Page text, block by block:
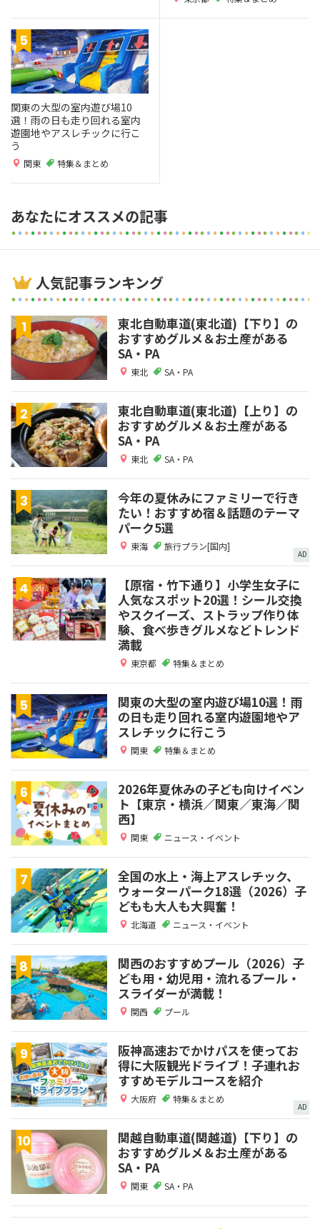
関東の大型の室内遊び場10
選！雨の日も走り回れる室内
遊園地やアスレチックに行こ
う
関東 特集＆まとめ
あなたにオススメの記事
人気記事ランキング
東北自動車道(東北道)【下り】の
おすすめグルメ＆お土産がある
SA・PA
東北 SA・PA
東北自動車道(東北道)【上り】の
おすすめグルメ＆お土産がある
SA・PA
東北 SA・PA
今年の夏休みにファミリーで行き
たい！おすすめ宿＆話題のテーマ
パーク5選
東海 旅行プラン[国内]
AD
【原宿・竹下通り】小学生女子に
人気なスポット20選！シール交換
やスクイーズ、ストラップ作り体
験、食べ歩きグルメなどトレンド
満載
東京都 特集＆まとめ
関東の大型の室内遊び場10選！雨
の日も走り回れる室内遊園地やア
スレチックに行こう
関東 特集＆まとめ
2026年夏休みの子ども向けイベン
ト【東京・横浜／関東／東海／関
西】
関東 ニュース・イベント
全国の水上・海上アスレチック、
ウォーターパーク18選（2026）子
どもも大人も大興奮！
北海道 ニュース・イベント
関西のおすすめプール（2026）子
ども用・幼児用・流れるプール・
スライダーが満載！
関西 プール
阪神高速おでかけパスを使ってお
得に大阪観光ドライブ！子連れお
すすめモデルコースを紹介
大阪府 特集＆まとめ
AD
関越自動車道(関越道)【下り】の
おすすめグルメ＆お土産がある
SA・PA
関東 SA・PA